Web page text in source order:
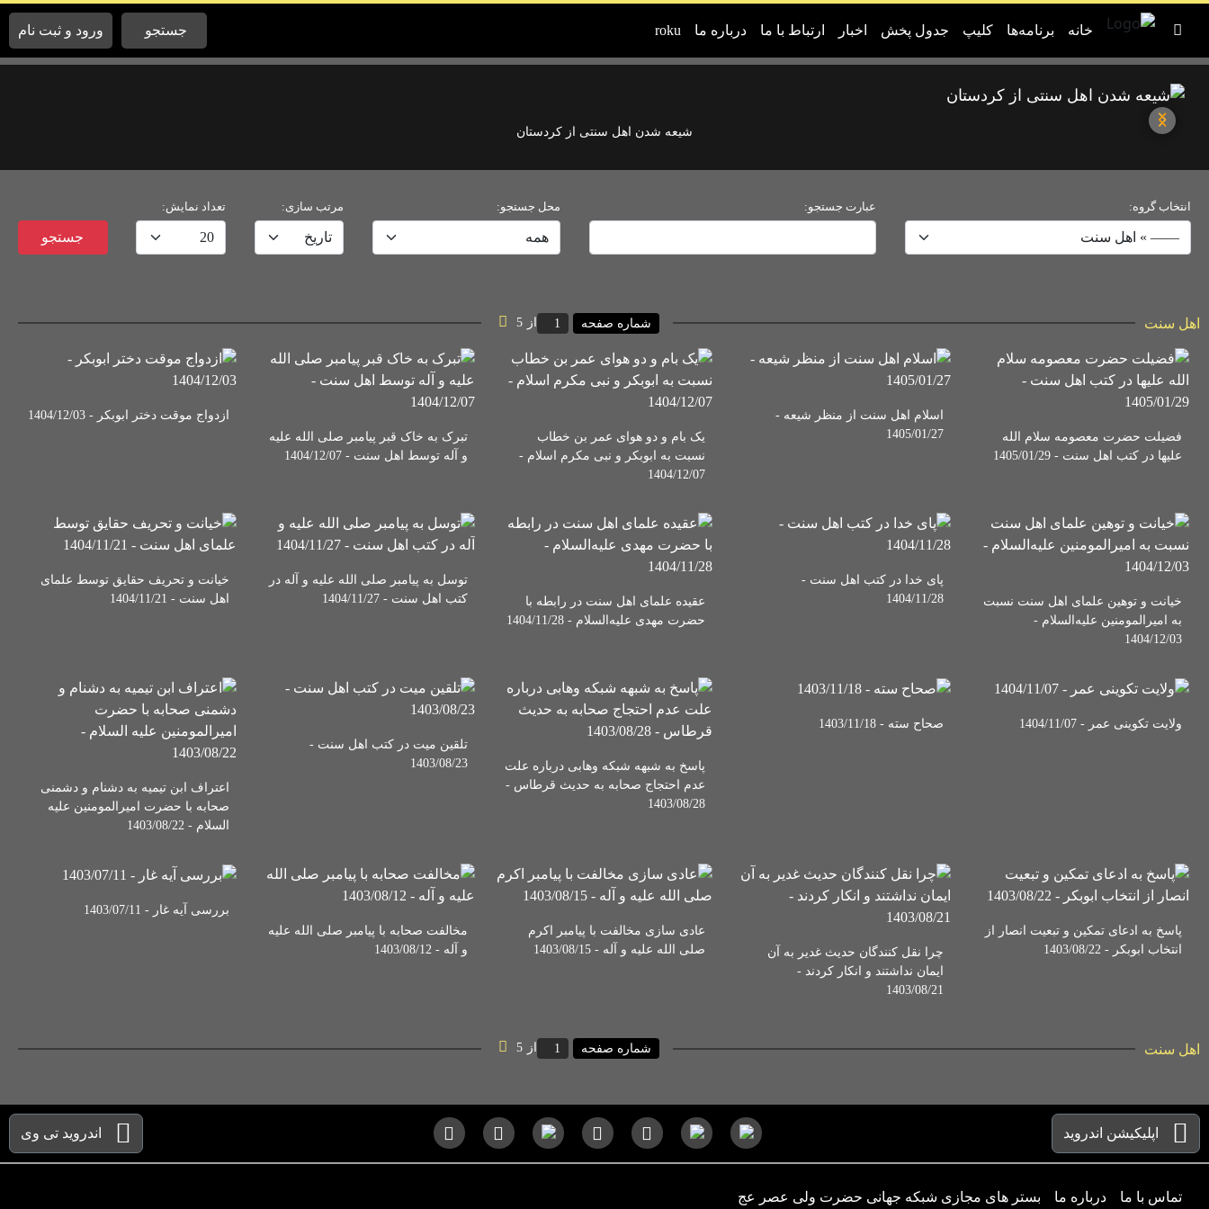
خانه برنامه‌ها کلیپ جدول پخش اخبار ارتباط با ما درباره ما roku جستجو ورود و ثبت نام
شیعه شدن اهل سنتی از کردستان
انتخاب گروه: عبارت جستجو: محل جستجو: مرتب سازی: تعداد نمایش:
جستجو
اهل سنت شماره صفحه از 5
فضیلت حضرت معصومه سلام الله
علیها در کتب اهل سنت - 1405/01/29
اسلام اهل سنت از منظر شیعه -
1405/01/27
یک بام و دو هوای عمر بن خطاب
نسبت به ابوبکر و نبی مکرم اسلام -
1404/12/07
تبرک به خاک قبر پیامبر صلی الله علیه
و آله توسط اهل سنت - 1404/12/07
ازدواج موقت دختر ابوبکر - 1404/12/03
خیانت و توهین علمای اهل سنت نسبت
به امیرالمومنین علیه‌السلام -
1404/12/03
پای خدا در کتب اهل سنت -
1404/11/28
عقیده علمای اهل سنت در رابطه با
حضرت مهدی علیه‌السلام - 1404/11/28
توسل به پیامبر صلی الله علیه و آله در
کتب اهل سنت - 1404/11/27
خیانت و تحریف حقایق توسط علمای
اهل سنت - 1404/11/21
ولایت تکوینی عمر - 1404/11/07 صحاح سته - 1403/11/18
پاسخ به شبهه شبکه وهابی درباره علت
عدم احتجاج صحابه به حدیث قرطاس -
1403/08/28
تلقین میت در کتب اهل سنت -
1403/08/23
اعتراف ابن تیمیه به دشنام و دشمنی
صحابه با حضرت امیرالمومنین علیه
السلام - 1403/08/22
پاسخ به ادعای تمکین و تبعیت انصار از
انتخاب ابوبکر - 1403/08/22
چرا نقل کنندگان حدیث غدیر به آن
ایمان نداشتند و انکار کردند -
1403/08/21
عادی سازی مخالفت با پیامبر اکرم
صلی الله علیه و آله - 1403/08/15
مخالفت صحابه با پیامبر صلی الله علیه
و آله - 1403/08/12
بررسی آیه غار - 1403/07/11
اهل سنت شماره صفحه از 5
اپلیکیشن اندروید اندروید تی وی
تماس با ما درباره ما بستر های مجازی شبکه جهانی حضرت ولی عصر عج